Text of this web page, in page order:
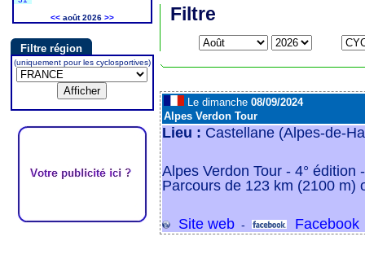
<<août 2026 >>
Filtre région
(uniquement pour les cyclosportives)
Filtre
Le dimanche 08/09/2024
Alpes Verdon Tour
Lieu : Castellane (Alpes-de-
Alpes Verdon Tour - 4°
Parcours de 123 km (2100 m)
Site web- Facebook